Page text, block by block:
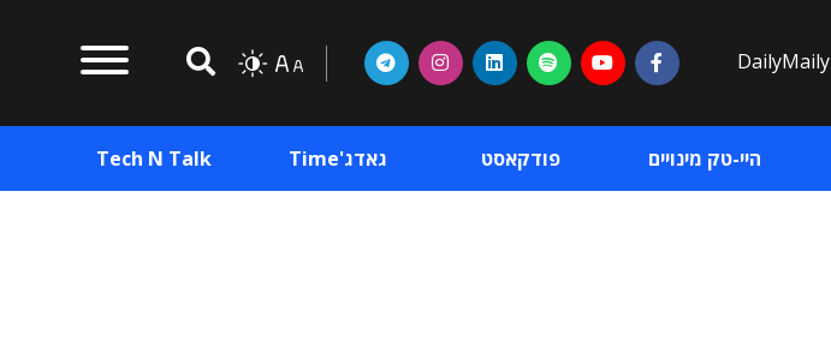
DailyMaily
היי-טק מינויים פודקאסט גאדג'Time Tech N Talk